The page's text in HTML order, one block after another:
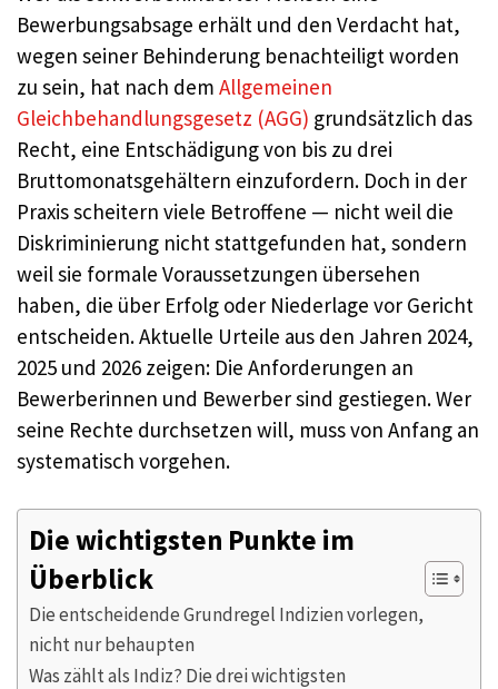
Bewerbungsabsage erhält und den Verdacht hat,
wegen seiner Behinderung benachteiligt worden
zu sein, hat nach dem Allgemeinen
Gleichbehandlungsgesetz (AGG) grundsätzlich das
Recht, eine Entschädigung von bis zu drei
Bruttomonatsgehältern einzufordern. Doch in der
Praxis scheitern viele Betroffene — nicht weil die
Diskriminierung nicht stattgefunden hat, sondern
weil sie formale Voraussetzungen übersehen
haben, die über Erfolg oder Niederlage vor Gericht
entscheiden. Aktuelle Urteile aus den Jahren 2024,
2025 und 2026 zeigen: Die Anforderungen an
Bewerberinnen und Bewerber sind gestiegen. Wer
seine Rechte durchsetzen will, muss von Anfang an
systematisch vorgehen.
Die wichtigsten Punkte im
Überblick
Die entscheidende Grundregel Indizien vorlegen,
nicht nur behaupten
Was zählt als Indiz? Die drei wichtigsten